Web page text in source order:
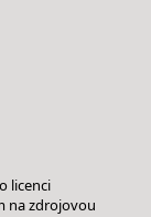
licenci
na zdrojovou